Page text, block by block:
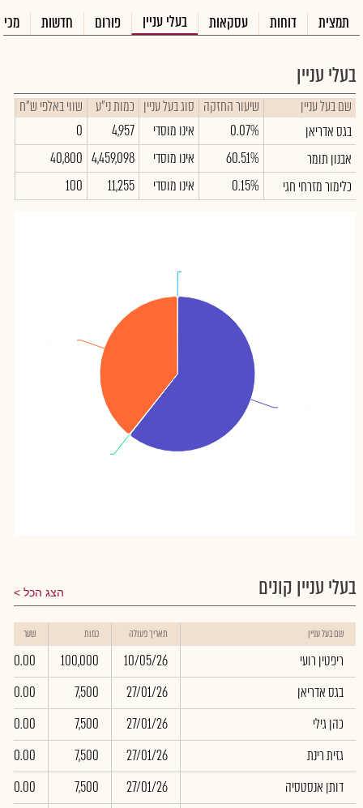
תמצית דוחות עסקאות בעלי עניין פורום חדשות
בעלי עניין
שם בעל עניין שיעור החזקה סוג בעל עניין כמות ני"ע
שווי באלפי ש"ח
בגס אדריאן
0.07% אינו מוסדי 4,957
0
אבנון תומר
60.51% אינו מוסדי 4,459,098
40,800
כלימור מזרחי חגי
0.15% אינו מוסדי 11,255
100
בעלי עניין קונים הצג הכל
שם בעל עניין תאריך פעולה כמות שער
ריפטין רועי 10/05/26
100,000
0.00
בגס אדריאן
27/01/26
7,500
0.00
כהן גילי
27/01/26
7,500
0.00
גזית רינת
27/01/26
7,500
0.00
דותן אנסטסיה
27/01/26
7,500
0.00